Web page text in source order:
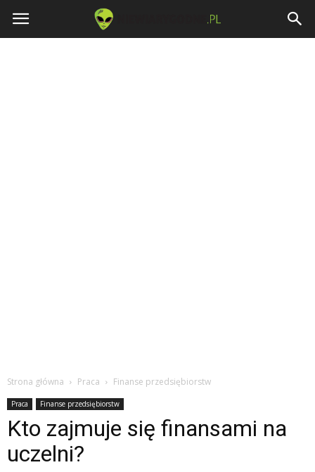
Niewiarygodne.pl
Strona główna Praca Finanse przedsiębiorstw
Praca Finanse przedsiębiorstw
Kto zajmuje się finansami na
uczelni?